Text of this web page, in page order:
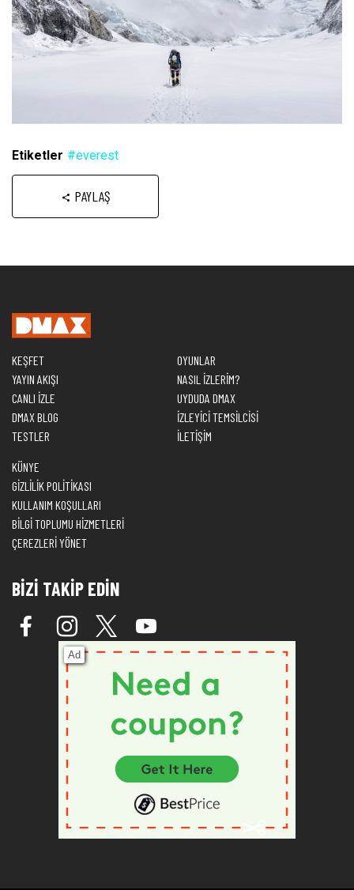
Etiketler #everest
PAYLAŞ
KEŞFET
YAYIN AKIŞI
CANLI İZLE
DMAX BLOG
TESTLER
OYUNLAR
NASIL İZLERİM?
UYDUDA DMAX
İZLEYİCİ TEMSİLCİSİ
İLETİŞİM
KÜNYE
GİZLİLİK POLİTİKASI
KULLANIM KOŞULLARI
BİLGİ TOPLUMU HİZMETLERİ
ÇEREZLERİ YÖNET
BİZİ TAKİP EDİN
Ad